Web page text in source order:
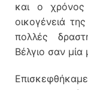
και ο
οικογένειά
πολλές
Βέλγιο σαν